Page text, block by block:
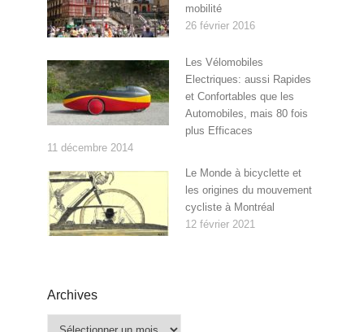
mobilité
26 février 2016
Les Vélomobiles
Electriques: aussi Rapides
et Confortables que les
Automobiles, mais 80 fois
plus Efficaces
11 décembre 2014
Le Monde à bicyclette et
les origines du mouvement
cycliste à Montréal
12 février 2021
Archives